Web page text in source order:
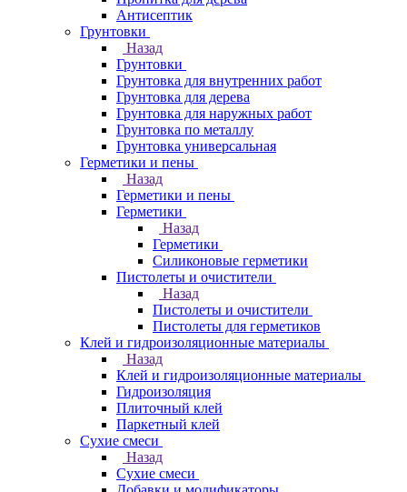
Антисептик
Грунтовки
Назад
Грунтовки
Грунтовка для внутренних работ
Грунтовка для дерева
Грунтовка для наружных работ
Грунтовка по металлу
Грунтовка универсальная
Герметики и пены
Назад
Герметики и пены
Герметики
Назад
Герметики
Силиконовые герметики
Пистолеты и очистители
Назад
Пистолеты и очистители
Пистолеты для герметиков
Клей и гидроизоляционные материалы
Назад
Клей и гидроизоляционные материалы
Гидроизоляция
Плиточный клей
Паркетный клей
Сухие смеси
Назад
Сухие смеси